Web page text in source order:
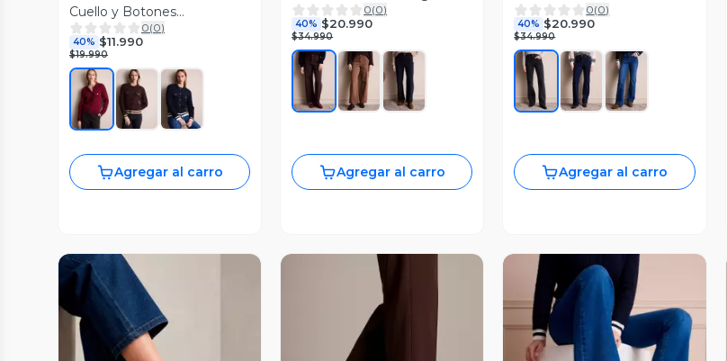
Cuello y Botones
Metalizados0(0)
40% $11.990
$19.990
Agregar al carro
0(0)
40% $20.990
$34.990
Agregar al carro
0(0)
40% $20.990
$34.990
Agregar al carro